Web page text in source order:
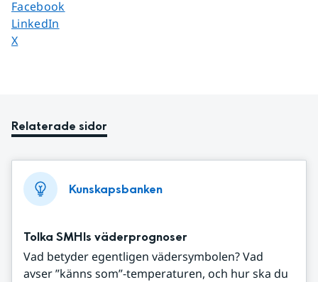
Dela sidan på
Facebook
Dela sidan på
LinkedIn
Dela sidan på
X
Relaterade sidor
Kunskapsbanken
Tolka SMHIs väderprognoser
Vad betyder egentligen vädersymbolen? Vad
avser ”känns som”-temperaturen, och hur ska du